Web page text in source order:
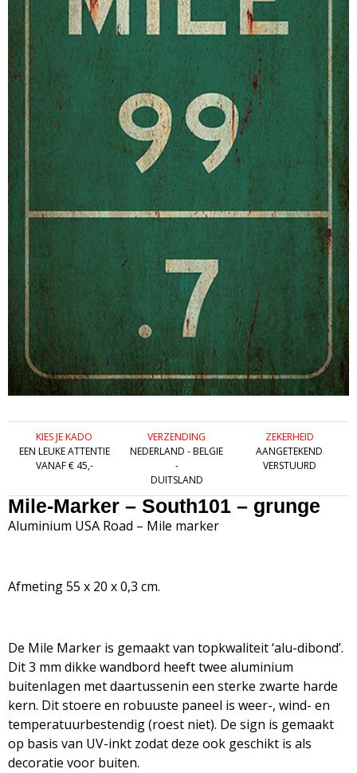
KIES JE KADO
EEN LEUKE ATTENTIE
VANAF € 45,-
VERZENDING
NEDERLAND - BELGIE
-
DUITSLAND
ZEKERHEID
AANGETEKEND
VERSTUURD
Mile-Marker – South101 – grunge
Aluminium USA Road – Mile marker
Afmeting 55 x 20 x 0,3 cm.
De Mile Marker is gemaakt van topkwaliteit ‘alu-dibond’.
Dit 3 mm dikke wandbord heeft twee aluminium
buitenlagen met daartussenin een sterke zwarte harde
kern. Dit stoere en robuuste paneel is weer-, wind- en
temperatuurbestendig (roest niet). De sign is gemaakt
op basis van UV-inkt zodat deze ook geschikt is als
decoratie voor buiten.